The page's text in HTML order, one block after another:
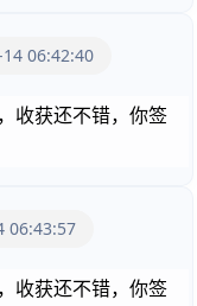
06:42:40
收获还不错，你签
06:43:57
收获还不错，你签